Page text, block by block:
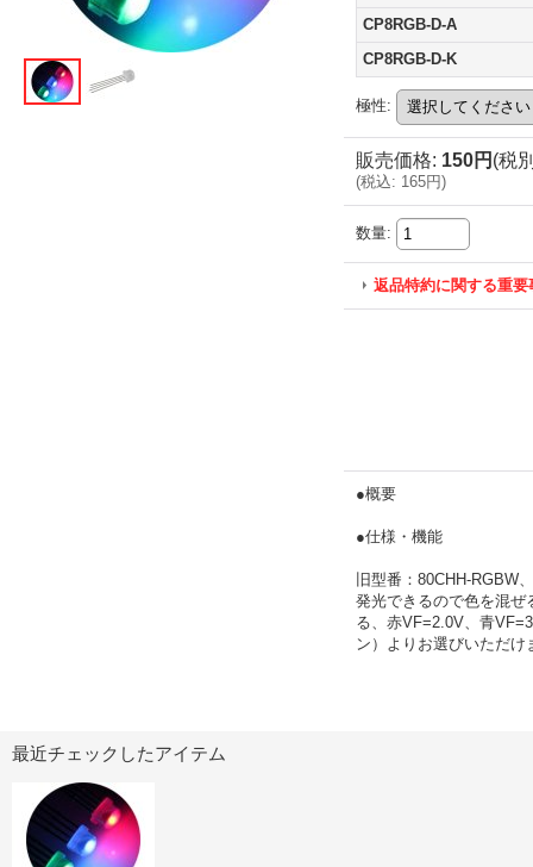
CP8RGB-D-A
CP8RGB-D-K
極性:
販売価格: 150円 (税
(税込: 165円)
数量:
返品特約に関する重要
●概要
●仕様・機能
旧型番：80CHH-RGBW
発光できるので色を混ぜ
る、赤VF=2.0V、青
ン）よりお選びいただけ
最近チェックしたアイテム